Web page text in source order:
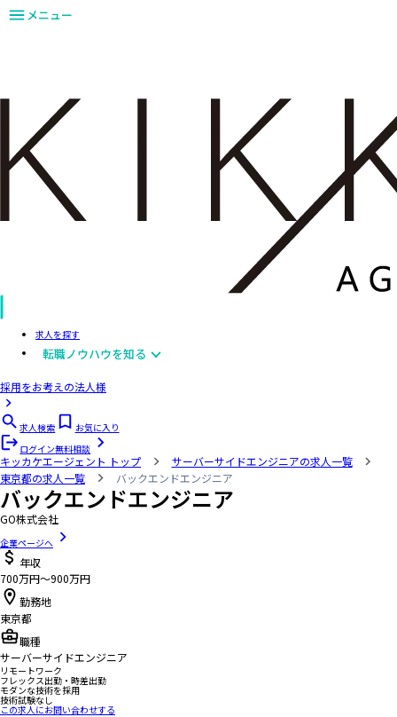
メニュー
求人を探す
転職ノウハウを知る
採用をお考えの法人様
求人検索
お気に入り
ログイン無料相談
キッカケエージェント トップ
サーバーサイドエンジニアの求人一覧
東京都の求人一覧
バックエンドエンジニア
バックエンドエンジニア
GO株式会社
企業ページへ
年収
700万円〜900万円
勤務地
東京都
職種
サーバーサイドエンジニア
リモートワーク
フレックス出勤・時差出勤
モダンな技術を採用
技術試験なし
この求人にお問い合わせする